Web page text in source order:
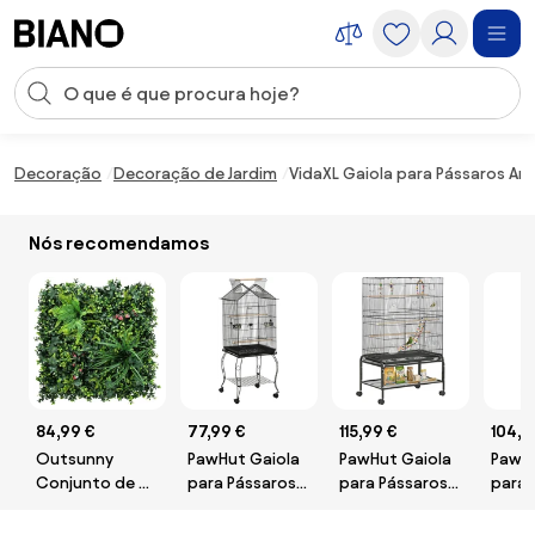
Entrada de pesquisa
Decoração Decoração de Jardim VidaXL Gaiola para Pássaros
Nós recomendamos
84,99 €
Outsunny
Conjunto de 6
77,99 €
PawHut Gaiola
para Pássaros
115,99 €
PawHut Gaiola
para Pássaros
para